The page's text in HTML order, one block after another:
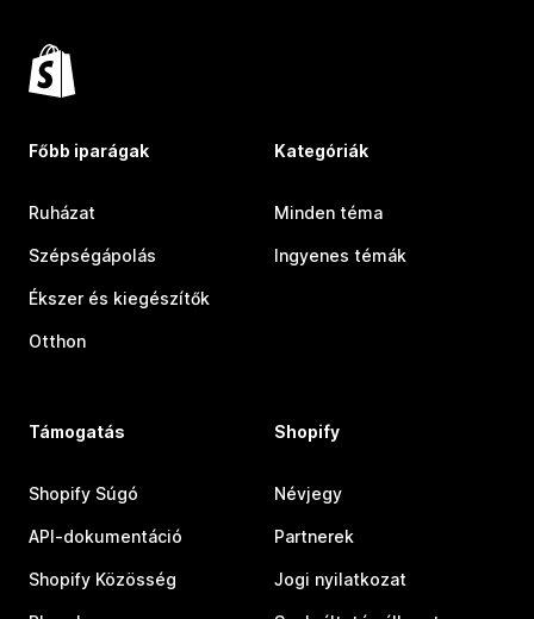
Főbb iparágak
Ruházat
Szépségápolás
Ékszer és kiegészítők
Otthon
Kategóriák
Minden téma
Ingyenes témák
Támogatás
Shopify Súgó
API-dokumentáció
Shopify Közösség
Shopify
Névjegy
Partnerek
Jogi nyilatkozat